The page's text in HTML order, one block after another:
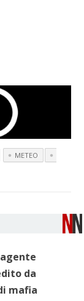
METEO
da
mafia